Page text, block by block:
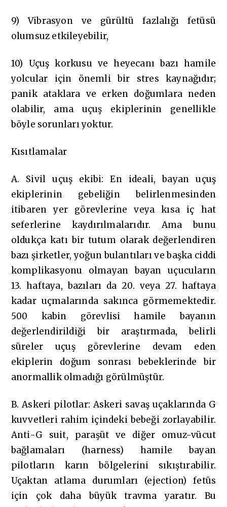
9) Vibrasyon ve gürültü fazlalığı fetüsü
olumsuz etkileyebilir,
10) Uçuş korkusu ve heyecanı bazı hamile
yolcular için önemli bir stres kaynağıdır;
panik ataklara ve erken doğumlara neden
olabilir, ama uçuş ekiplerinin genellikle
böyle sorunları yoktur.
Kısıtlamalar
A. Sivil uçuş ekibi: En ideali, bayan uçuş
ekiplerinin gebeliğin belirlenmesinden
itibaren yer görevlerine veya kısa iç hat
seferlerine kaydırılmalarıdır. Ama bunu
oldukça katı bir tutum olarak değerlendiren
bazı şirketler, yoğun bulantıları ve başka ciddi
komplikasyonu olmayan bayan uçucuların
13. haftaya, bazıları da 20. veya 27. haftaya
kadar uçmalarında sakınca görmemektedir.
500 kabin görevlisi hamile bayanın
değerlendirildiği bir araştırmada, belirli
süreler uçuş görevlerine devam eden
ekiplerin doğum sonrası bebeklerinde bir
anormallik olmadığı görülmüştür.
B. Askeri pilotlar: Askeri savaş uçaklarında G
kuvvetleri rahim içindeki bebeği zorlayabilir.
Anti-G suit, paraşüt ve diğer omuz-vücut
bağlamaları (harness) hamile bayan
pilotların karın bölgelerini sıkıştırabilir.
Uçaktan atlama durumları (ejection) fetüs
için çok daha büyük travma yaratır. Bu